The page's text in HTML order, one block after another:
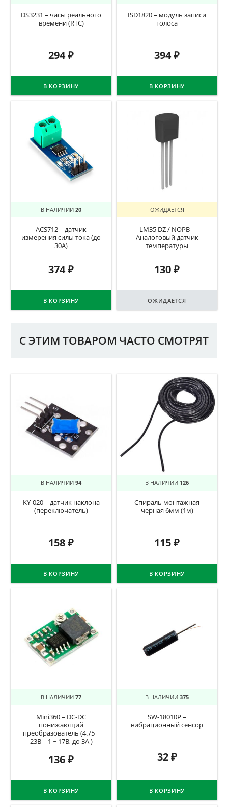
DS3231 – часы реального
времени (RTC)
294₽
В КОРЗИНУ
ISD1820 – модуль записи
голоса
394₽
В КОРЗИНУ
В НАЛИЧИИ 20
ACS712 – датчик
измерения силы тока (до
30A)
374₽
В КОРЗИНУ
ОЖИДАЕТСЯ
LM35 DZ / NOPB –
Аналоговый датчик
температуры
130₽
ОЖИДАЕТСЯ
С ЭТИМ ТОВАРОМ ЧАСТО СМОТРЯТ
В НАЛИЧИИ 94
KY-020 – датчик наклона
(переключатель)
158₽
В КОРЗИНУ
В НАЛИЧИИ 126
Спираль монтажная
черная 6мм (1м)
115₽
В КОРЗИНУ
В НАЛИЧИИ 77
Mini360 – DC-DC
понижающий
преобразователь (4.75 ~
23В – 1 ~ 17В, до 3А )
136₽
В КОРЗИНУ
В НАЛИЧИИ 375
SW-18010P –
вибрационный сенсор
32₽
В КОРЗИНУ